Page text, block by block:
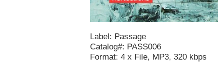
Label: Passage
Catalog#: PASS006
Format: 4 x File, MP3, 320 kbps